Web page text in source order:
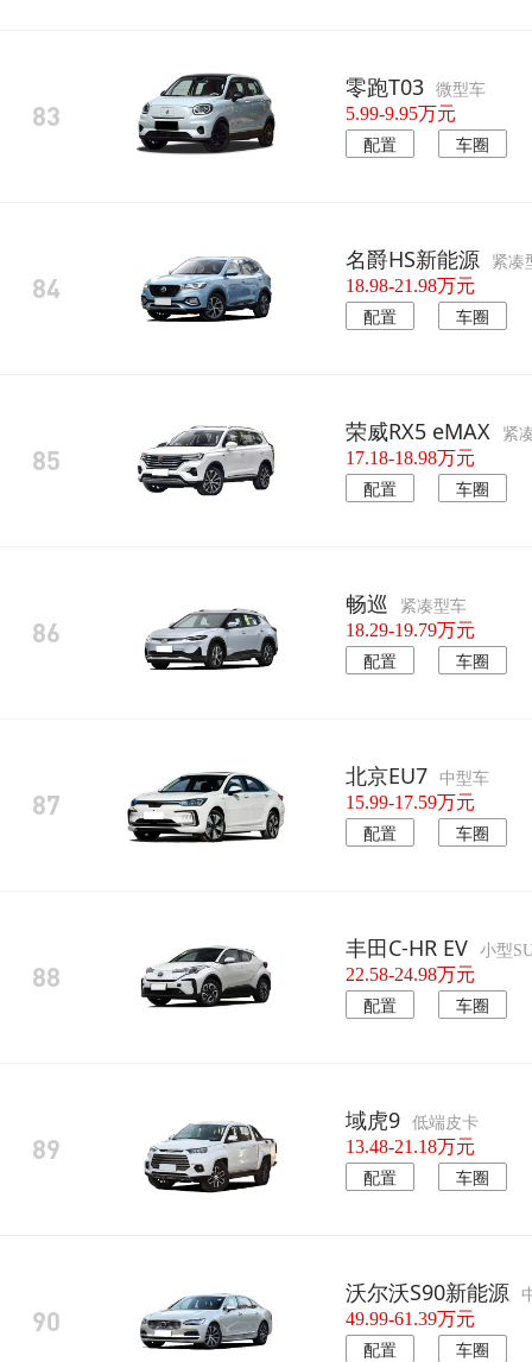
83
零跑T03 微型车
5.99-9.95万元
配置 车圈
84
名爵HS新能源 紧凑
18.98-21.98万元
配置 车圈
85
荣威RX5 eMAX 紧
17.18-18.98万元
配置 车圈
86
畅巡 紧凑型车
18.29-19.79万元
配置 车圈
87
北京EU7 中型车
15.99-17.59万元
配置 车圈
88
丰田C-HR EV 小型
22.58-24.98万元
配置 车圈
89
域虎9 低端皮卡
13.48-21.18万元
配置 车圈
90
沃尔沃S90新能源
49.99-61.39万元
配置 车圈